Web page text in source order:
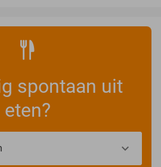
spontaan uit
eten?